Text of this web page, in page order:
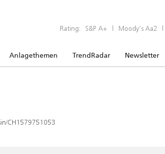
Rating: S&P A+ | Moody’s Aa2 |
Anlagethemen TrendRadar Newsletter
CH1579751053